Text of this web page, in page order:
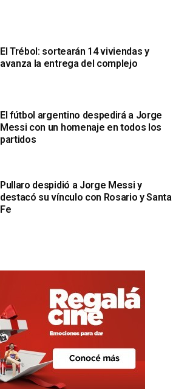
El Trébol: sortearán 14 viviendas y
avanza la entrega del complejo
El fútbol argentino despedirá a Jorge
Messi con un homenaje en todos los
partidos
Pullaro despidió a Jorge Messi y
destacó su vínculo con Rosario y Santa
Fe